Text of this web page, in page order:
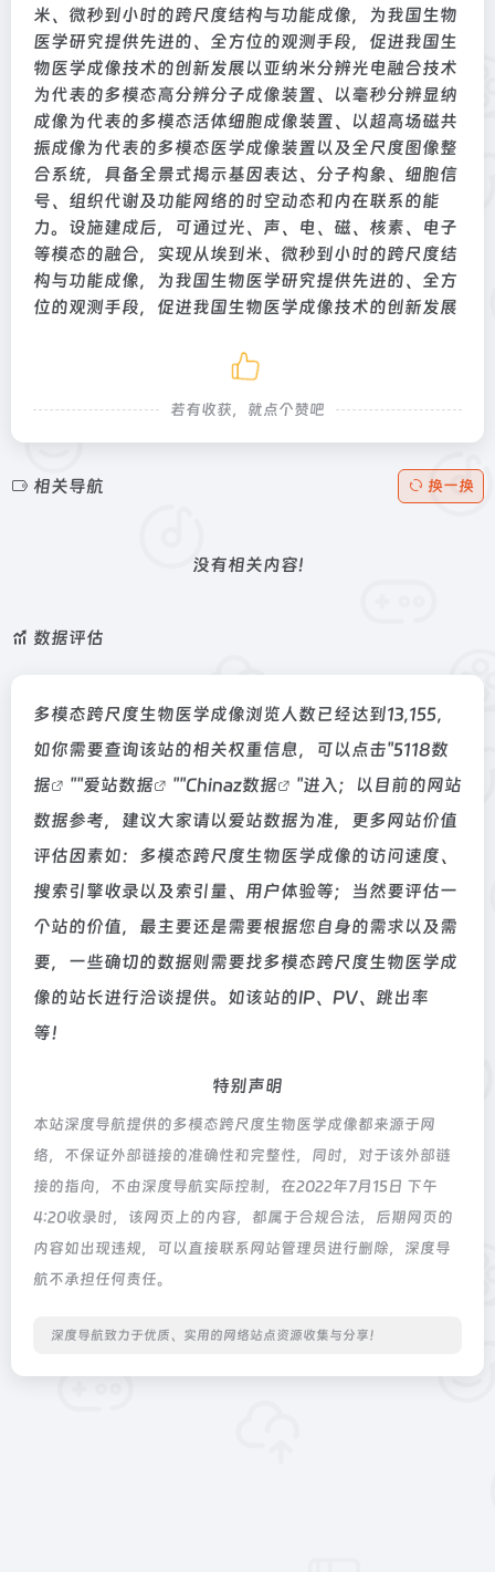
米、微秒到小时的跨尺度结构与功能成像，为我国生物
医学研究提供先进的、全方位的观测手段，促进我国生
物医学成像技术的创新发展以亚纳米分辨光电融合技术
为代表的多模态高分辨分子成像装置、以毫秒分辨显纳
成像为代表的多模态活体细胞成像装置、以超高场磁共
振成像为代表的多模态医学成像装置以及全尺度图像整
合系统，具备全景式揭示基因表达、分子构象、细胞信
号、组织代谢及功能网络的时空动态和内在联系的能
力。设施建成后，可通过光、声、电、磁、核素、电子
等模态的融合，实现从埃到米、微秒到小时的跨尺度结
构与功能成像，为我国生物医学研究提供先进的、全方
位的观测手段，促进我国生物医学成像技术的创新发展
若有收获，就点个赞吧
相关导航 换一换
没有相关内容!
数据评估
多模态跨尺度生物医学成像浏览人数已经达到13,155，
如你需要查询该站的相关权重信息，可以点击"5118数
据
""爱站数据 ""Chinaz数据
"进入；以目前的网站
数据参考，建议大家请以爱站数据为准，更多网站价值
评估因素如：多模态跨尺度生物医学成像的访问速度、
搜索引擎收录以及索引量、用户体验等；当然要评估一
个站的价值，最主要还是需要根据您自身的需求以及需
要，一些确切的数据则需要找多模态跨尺度生物医学成
像的站长进行洽谈提供。如该站的IP、PV、跳出率
等！
特别声明
本站深度导航提供的多模态跨尺度生物医学成像都来源于网
络，不保证外部链接的准确性和完整性，同时，对于该外部链
接的指向，不由深度导航实际控制，在2022年7月15日 下午
4:20收录时，该网页上的内容，都属于合规合法，后期网页的
内容如出现违规，可以直接联系网站管理员进行删除，深度导
航不承担任何责任。
深度导航致力于优质、实用的网络站点资源收集与分享！